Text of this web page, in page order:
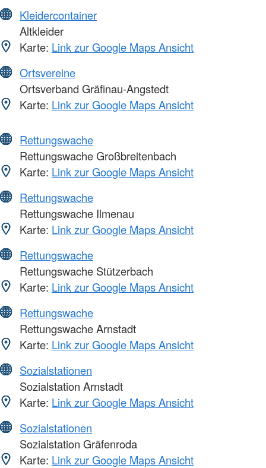
Kleidercontainer
Altkleider
Karte: Link zur Google Maps Ansicht
Ortsvereine
Ortsverband Gräfinau-Angstedt
Karte: Link zur Google Maps Ansicht
Rettungswache
Rettungswache Großbreitenbach
Karte: Link zur Google Maps Ansicht
Rettungswache
Rettungswache Ilmenau
Karte: Link zur Google Maps Ansicht
Rettungswache
Rettungswache Stützerbach
Karte: Link zur Google Maps Ansicht
Rettungswache
Rettungswache Arnstadt
Karte: Link zur Google Maps Ansicht
Sozialstationen
Sozialstation Arnstadt
Karte: Link zur Google Maps Ansicht
Sozialstationen
Sozialstation Gräfenroda
Karte: Link zur Google Maps Ansicht